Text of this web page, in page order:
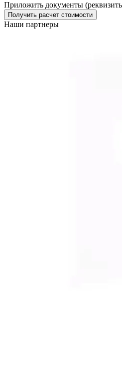
Приложить документы
Получить расчет стоимости
Наши партнеры